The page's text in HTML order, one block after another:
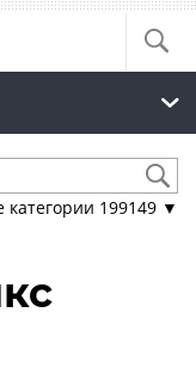
категории 199149 ▼